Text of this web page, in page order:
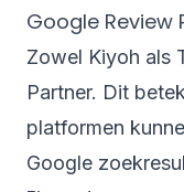
Google Review
Zowel Kiyoh als
Partner. Dit
platformen
Google